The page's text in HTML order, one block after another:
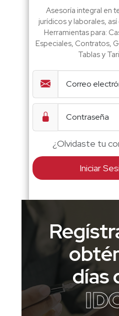
Asesoría integral en
jurídicos y laborales,
Herramientas para:
Especiales, Contratos,
Tablas y
¿Olvidaste tu
Iniciar
días